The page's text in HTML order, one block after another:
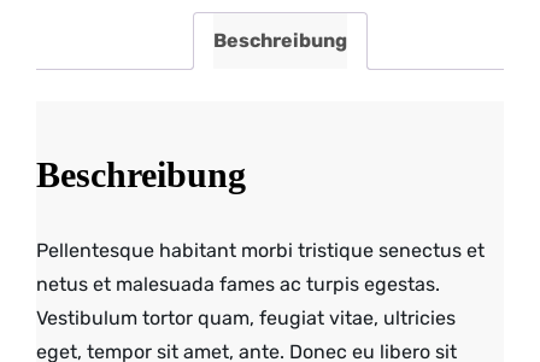
Beschreibung
Beschreibung
Pellentesque habitant morbi tristique senectus et
netus et malesuada fames ac turpis egestas.
Vestibulum tortor quam, feugiat vitae, ultricies
eget, tempor sit amet, ante. Donec eu libero sit